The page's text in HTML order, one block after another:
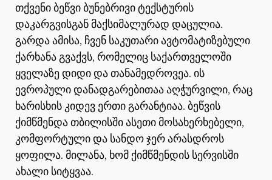
თქვენი ბეწვი ბუნებრივი ტექსტურის
დაკარგვისგან მაქსიმალურად დაცულია.
გარდა ამისა, ჩვენ საკუთარი ავტომატიზებული
ქარხანა გვაქვს, რომელიც საქართველოში
ყველაზე დიდი და თანამედროვეა. ის
ევროპული დანადგარებითაა აღჭურვილი, რაც
ხარისხის კიდევ ერთი გარანტიაა. ბეწვის
ქიმწმენდა თბილისში ასეთი მოსახერხებელი,
კომფორტული და სანდო ჯერ არასდროს
ყოფილა. მილანა, ხომ ქიმწმენდის სერვისში
ახალი სიტყვაა.